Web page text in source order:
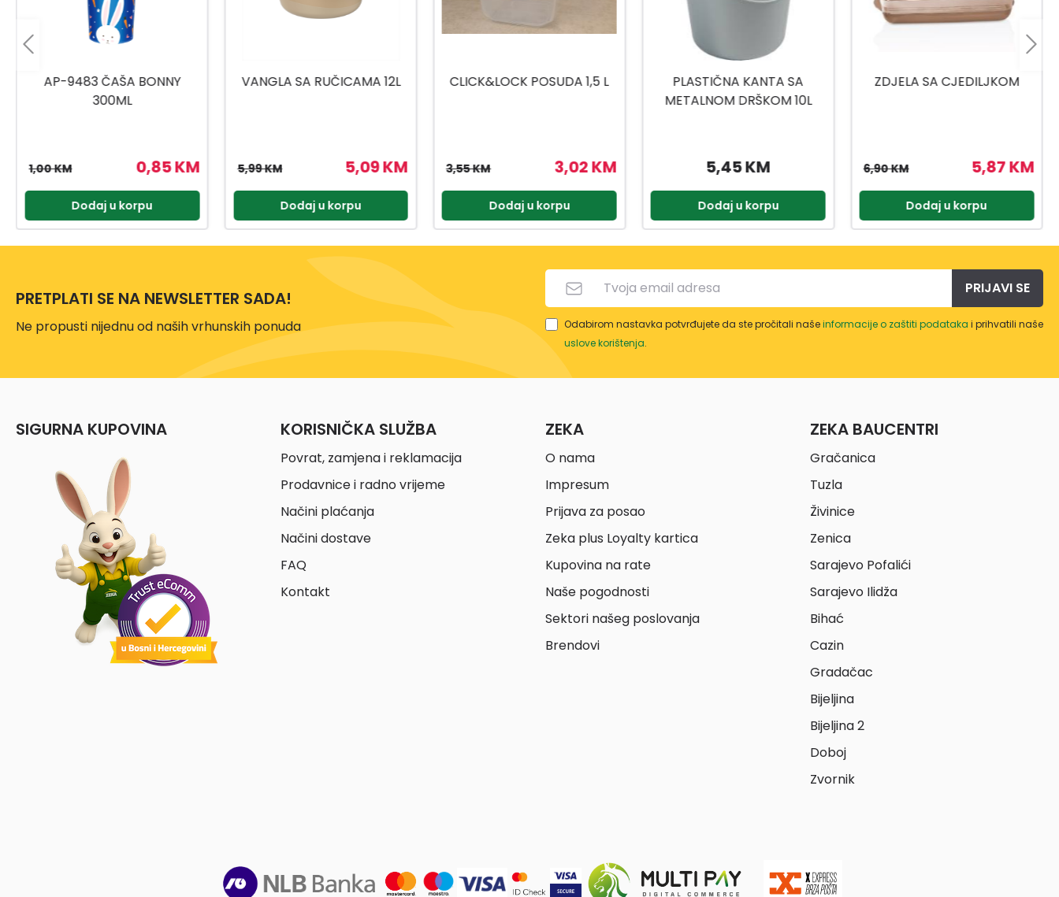
VANGLA SA RUČICAMA 12L
5,09 KM
5,99 KM
Dodaj u korpu
CLICK&LOCK POSUDA 1,5 L
3,02 KM
3,55 KM
Dodaj u korpu
PLASTIČNA KANTA SA
5,45 KM
Dodaj u korpu
ZDJELA SA CJEDILJKOM
5,87 KM
Dodaj u korpu
TITIZ POSUDA ZA BEBI
2,47 KM
2,90 KM
Dodaj u korpu
PRETPLATI SE NA NEWSLETTER SADA!
Ne propusti nijednu od naših vrhunskih ponuda
PRIJAVI SE
Odabirom nastavka potvrđujete da ste pročitali našeinformacije o zaštiti podataka i prihvatili naše
uslove korištenja.
SIGURNA KUPOVINA KORISNIČKA SLUŽBA
Povrat, zamjena i reklamacija
Prodavnice i radno vrijeme
Načini plaćanja
Načini dostave
FAQ
Kontakt
ZEKA
O nama
Impresum
Prijava za posao
Zeka plus Loyalty kartica
Kupovina na rate
Naše pogodnosti
Sektori našeg poslovanja
Brendovi
ZEKA BAUCENTRI
Gračanica
Tuzla
Živinice
Zenica
Sarajevo Pofalići
Sarajevo Ilidža
Bihać
Cazin
Gradačac
Bijeljina
Bijeljina 2
Doboj
Zvornik